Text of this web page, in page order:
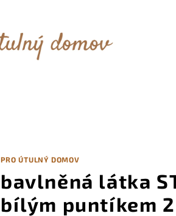
PRO ÚTULNÝ DOMOV
bavlněná látka
bílým puntíkem